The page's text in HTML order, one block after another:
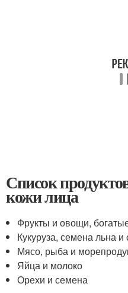
Список
кожи лица
Фрукты и овощи,
Кукуруза, семена льна
Мясо, рыба и
Яйца и молоко
Орехи и семена